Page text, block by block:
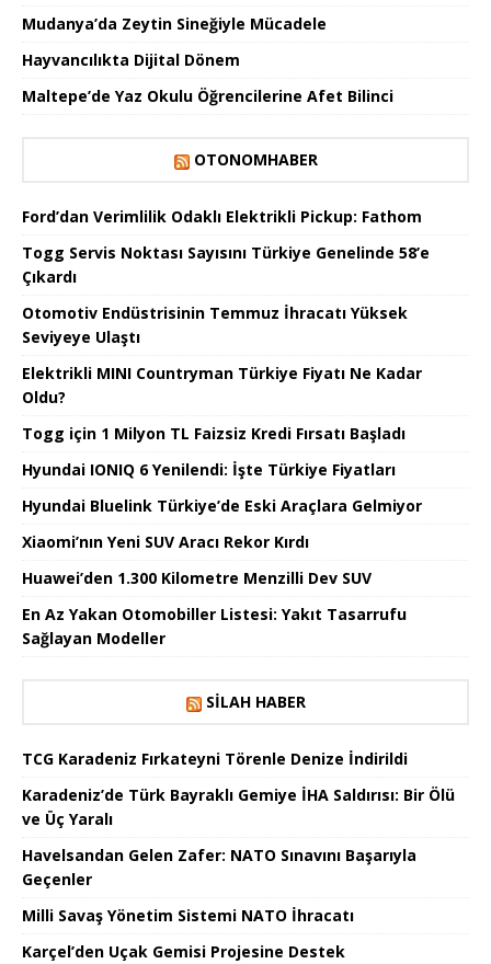
Mudanya’da Zeytin Sineğiyle Mücadele
Hayvancılıkta Dijital Dönem
Maltepe’de Yaz Okulu Öğrencilerine Afet Bilinci
OTONOMHABER
Ford’dan Verimlilik Odaklı Elektrikli Pickup: Fathom
Togg Servis Noktası Sayısını Türkiye Genelinde 58’e
Çıkardı
Otomotiv Endüstrisinin Temmuz İhracatı Yüksek
Seviyeye Ulaştı
Elektrikli MINI Countryman Türkiye Fiyatı Ne Kadar
Oldu?
Togg için 1 Milyon TL Faizsiz Kredi Fırsatı Başladı
Hyundai IONIQ 6 Yenilendi: İşte Türkiye Fiyatları
Hyundai Bluelink Türkiye’de Eski Araçlara Gelmiyor
Xiaomi’nın Yeni SUV Aracı Rekor Kırdı
Huawei’den 1.300 Kilometre Menzilli Dev SUV
En Az Yakan Otomobiller Listesi: Yakıt Tasarrufu
Sağlayan Modeller
SILAH HABER
TCG Karadeniz Fırkateyni Törenle Denize İndirildi
Karadeniz’de Türk Bayraklı Gemiye İHA Saldırısı: Bir Ölü
ve Üç Yaralı
Havelsandan Gelen Zafer: NATO Sınavını Başarıyla
Geçenler
Milli Savaş Yönetim Sistemi NATO İhracatı
Karçel’den Uçak Gemisi Projesine Destek